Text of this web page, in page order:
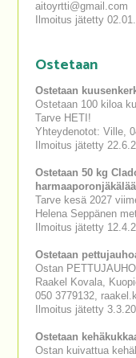
aitoyrtti@gmail.com
Ilmoitus jätetty
Ostetaan
Ostetaan
Ostetaan 100 kiloa
Tarve HETI!
Yhteydenotot: Ville,
Ilmoitus jätetty
Ostetaan 50 kg
Tarve kesä 2027
Helena Seppänen
Ilmoitus jätetty
Ostetaan
Ostan
Raakel Kovala,
050 3779132,
Ilmoitus jätetty
Ostetaan
Ostan kuivattua